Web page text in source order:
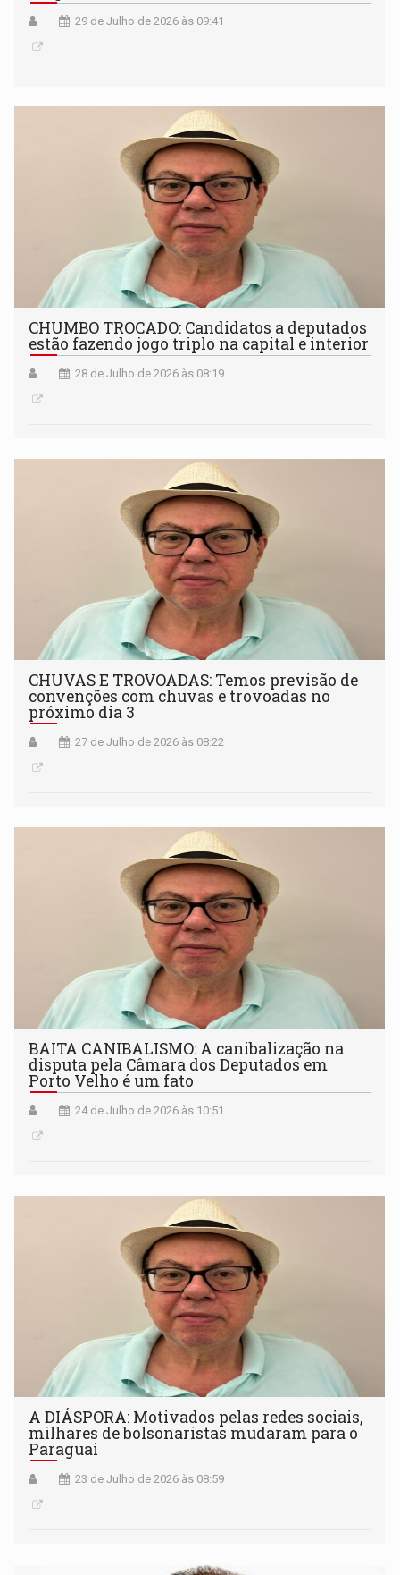
29 de Julho de 2026 às 09:41
CHUMBO TROCADO: Candidatos a deputados
estão fazendo jogo triplo na capital e interior
28 de Julho de 2026 às 08:19
CHUVAS E TROVOADAS: Temos previsão de
convenções com chuvas e trovoadas no
próximo dia 3
27 de Julho de 2026 às 08:22
BAITA CANIBALISMO: A canibalização na
disputa pela Câmara dos Deputados em
Porto Velho é um fato
24 de Julho de 2026 às 10:51
A DIÁSPORA: Motivados pelas redes sociais,
milhares de bolsonaristas mudaram para o
Paraguai
23 de Julho de 2026 às 08:59